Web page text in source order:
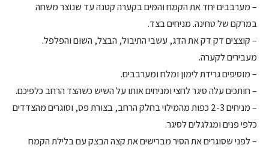
– מערבבים יחד את הקמח והמים בקערה קטנה עד שנוצר משחה
במרקם של טחינה. מניחים בצד.
– קוצצים דק דק את הדג, עשבי התיבול, הבצל, השום והפלפל.
מעבירים לקערה.
– מוסיפים גרידת לימון ומלח ומערבבים.
– חותכים עלה סיגר לחצי ומניחים אותו על השיש כשהצד הרחב כלפיכם.
– מניחים 2-3 כפות מהמילוי בחלק הרחב, בצורת פס, וסוגרים מהצדדים
כלפי פנים ומגלגלים לסיגר.
– לפני שסוגרים את הסיר מברישים את קצה הבצק עם בלילת הקמח